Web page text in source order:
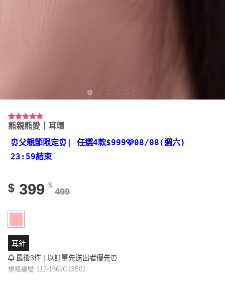
評分5.00
3
位顧客進行
評分
熊親熊愛｜耳環
⏰父親節限定⏰ | 任選4款$999🩷08/08(週六)
23:59結束
$ 399 $
499
耳針
最後3件 | 以訂單先送出者優先⏰
規格編號 112-1862C13E01